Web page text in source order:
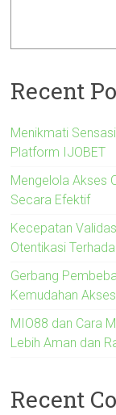
Recent
Menikmati
Platform IJOBET
Mengelola Akses
Secara Efektif
Kecepatan
Otentikasi
Gerbang
Kemudahan
MIO88 dan Cara
Lebih Aman dan
Recent